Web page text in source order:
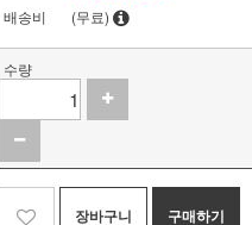
배송비
(무료)
수량
장바구니 구매하기